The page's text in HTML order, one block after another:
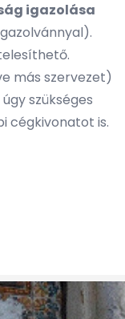
igazolása
más szervezet)
szükséges
cégkivonatot is.